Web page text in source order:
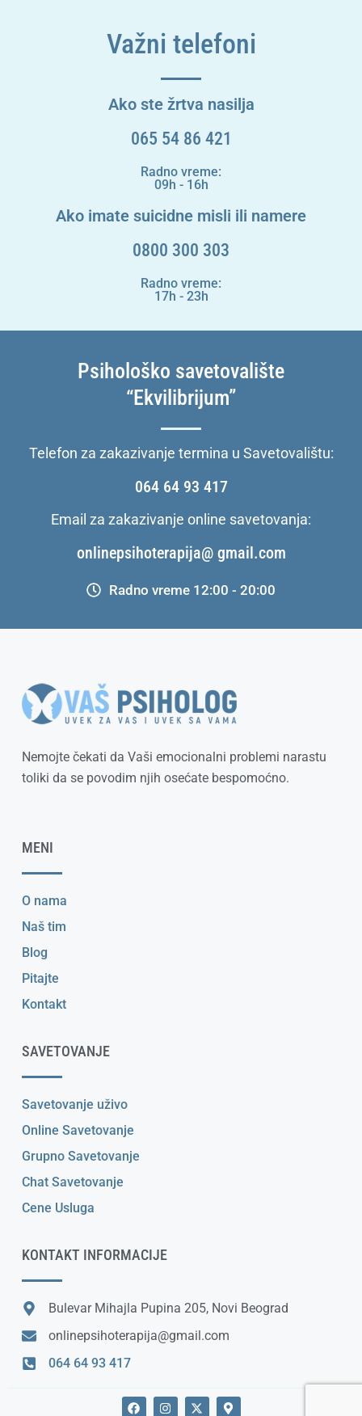
Važni telefoni
Ako ste žrtva nasilja
065 54 86 421
Radno vreme:
09h - 16h
Ako imate suicidne misli ili namere
0800 300 303
Radno vreme:
17h - 23h
Psihološko savetovalište
“Ekvilibrijum”
Telefon za zakazivanje termina u Savetovalištu:
064 64 93 417
Email za zakazivanje online savetovanja:
onlinepsihoterapija@ gmail.com
Radno vreme 12:00 - 20:00
Nemojte čekati da Vaši emocionalni problemi narastu
toliki da se povodim njih osećate bespomoćno.
MENI
O nama
Naš tim
Blog
Pitajte
Kontakt
SAVETOVANJE
Savetovanje uživo
Online Savetovanje
Grupno Savetovanje
Chat Savetovanje
Cene Usluga
KONTAKT INFORMACIJE
Bulevar Mihajla Pupina 205, Novi Beograd
onlinepsihoterapija@gmail.com
064 64 93 417
F
I
X
M